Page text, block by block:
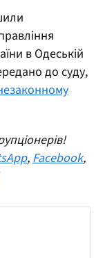
в Одеській
до суду,
,Facebook,